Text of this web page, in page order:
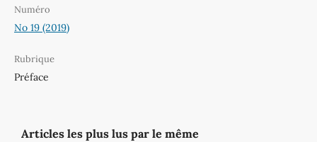
Numéro
No 19 (2019)
Rubrique
Préface
Articles les plus lus par le même